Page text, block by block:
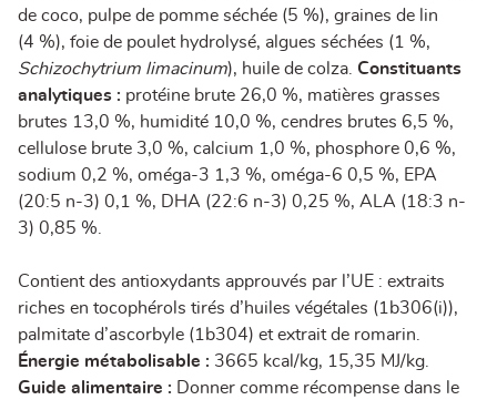
de coco, pulpe de pomme séchée (5 %), graines de lin
(4 %), foie de poulet hydrolysé, algues séchées (1 %,
Schizochytrium limacinum), huile de colza. Constituants
analytiques : protéine brute 26,0 %, matières grasses
brutes 13,0 %, humidité 10,0 %, cendres brutes 6,5 %,
cellulose brute 3,0 %, calcium 1,0 %, phosphore 0,6 %,
sodium 0,2 %, oméga-3 1,3 %, oméga-6 0,5 %, EPA
(20:5 n-3) 0,1 %, DHA (22:6 n-3) 0,25 %, ALA (18:3 n-
3) 0,85 %.
Contient des antioxydants approuvés par l’UE : extraits
riches en tocophérols tirés d’huiles végétales (1b306(i)),
palmitate d’ascorbyle (1b304) et extrait de romarin.
Énergie métabolisable : 3665 kcal/kg, 15,35 MJ/kg.
Guide alimentaire : Donner comme récompense dans le